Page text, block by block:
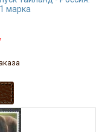
марка